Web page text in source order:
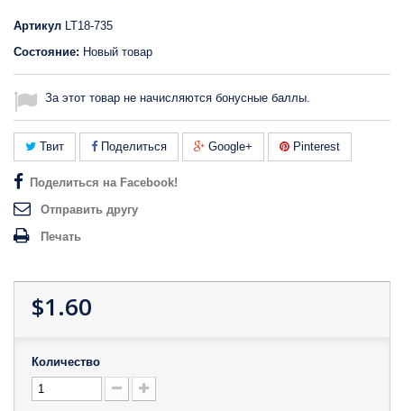
Артикул LT18-735
Состояние: Новый товар
За этот товар не начисляются бонусные баллы.
Твит Поделиться Google+ Pinterest
Поделиться на Facebook!
Отправить другу
Печать
$1.60
Количество